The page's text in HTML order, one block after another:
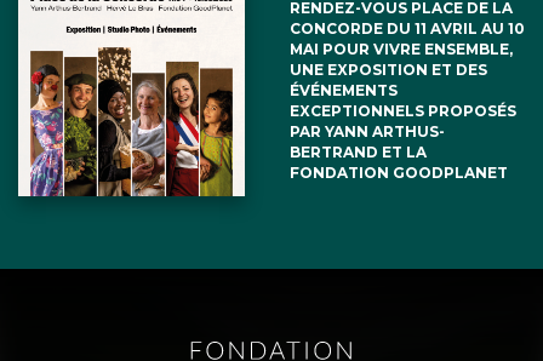
France. Il faut de nouveaux axes de
développement. Et justement toutes les
technologies qui sont liées au
changement climatique, pour luter
contre et s’y adapter, pour la France
– Le développement de ce secteur là
RENDEZ-VOUS PLACE DE LA
CONCORDE DU 11 AVRIL AU 10
MAI POUR VIVRE ENSEMBLE,
UNE EXPOSITION ET DES
ÉVÉNEMENTS
EXCEPTIONNELS PROPOSÉS
PAR YANN ARTHUS-
BERTRAND ET LA
FONDATION GOODPLANET